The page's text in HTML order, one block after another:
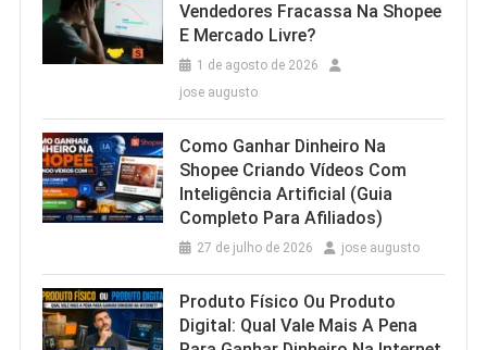
Vendedores Fracassa Na Shopee
E Mercado Livre?
1 de agosto de 2026
jose augusto
Como Ganhar Dinheiro Na
Shopee Criando Vídeos Com
Inteligência Artificial (Guia
Completo Para Afiliados)
27 de julho de 2026 jose augusto
Produto Físico Ou Produto
Digital: Qual Vale Mais A Pena